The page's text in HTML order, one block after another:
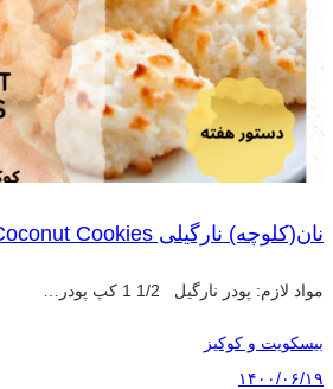
نان(کلوچه) نارگیلی Coconut Cookies
مواد لازم: پودر نارگيل 1/2 1 كپ پودر…
بیسکویت و کوکیز
۱۴۰۰/۰۶/۱۹